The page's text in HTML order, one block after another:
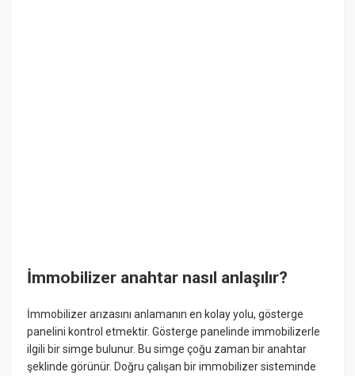
İmmobilizer anahtar nasıl anlaşılır?
İmmobilizer arızasını anlamanın en kolay yolu, gösterge
panelini kontrol etmektir. Gösterge panelinde immobilizerle
ilgili bir simge bulunur. Bu simge çoğu zaman bir anahtar
şeklinde görünür. Doğru çalışan bir immobilizer sisteminde